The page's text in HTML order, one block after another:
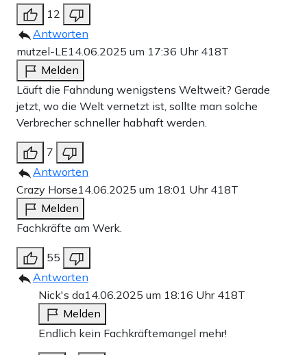
12
Antworten
mutzel-LE14.06.2025 um 17:36 Uhr 418T
Melden
Läuft die Fahndung wenigstens Weltweit? Gerade
jetzt, wo die Welt vernetzt ist, sollte man solche
Verbrecher schneller habhaft werden.
7
Antworten
Crazy Horse14.06.2025 um 18:01 Uhr 418T
Melden
Fachkräfte am Werk.
55
Antworten
Nick's da14.06.2025 um 18:16 Uhr 418T
Melden
Endlich kein Fachkräftemangel mehr!